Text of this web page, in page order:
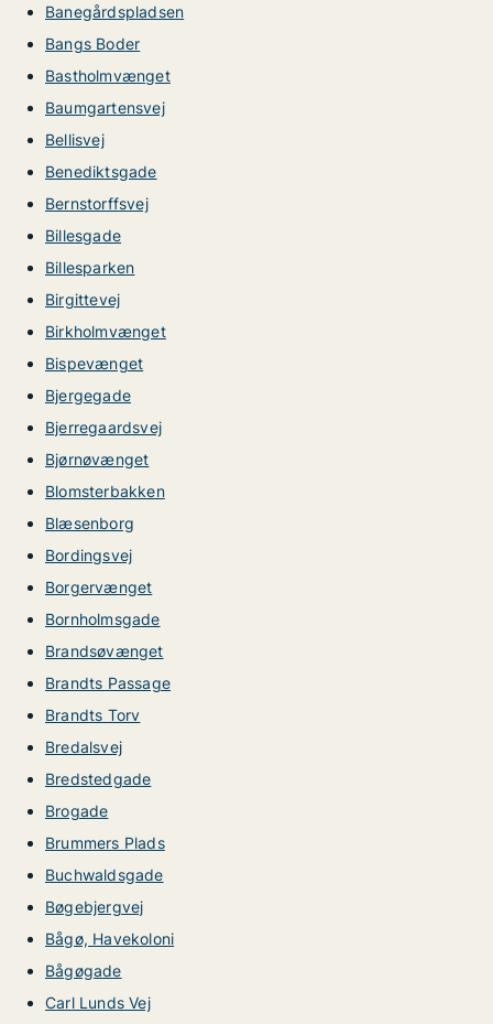
Banegårdspladsen
Bangs Boder
Bastholmvænget
Baumgartensvej
Bellisvej
Benediktsgade
Bernstorffsvej
Billesgade
Billesparken
Birgittevej
Birkholmvænget
Bispevænget
Bjergegade
Bjerregaardsvej
Bjørnøvænget
Blomsterbakken
Blæsenborg
Bordingsvej
Borgervænget
Bornholmsgade
Brandsøvænget
Brandts Passage
Brandts Torv
Bredalsvej
Bredstedgade
Brogade
Brummers Plads
Buchwaldsgade
Bøgebjergvej
Bågø, Havekoloni
Bågøgade
Carl Lunds Vej